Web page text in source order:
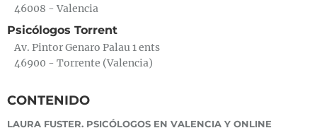
46008 - Valencia
Psicólogos Torrent
Av. Pintor Genaro Palau 1 ents
46900 - Torrente (Valencia)
CONTENIDO
LAURA FUSTER. PSICÓLOGOS EN VALENCIA Y ONLINE